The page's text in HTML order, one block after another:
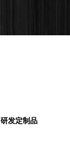
研发定制品